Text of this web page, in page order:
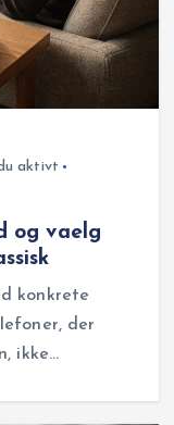
aktivt
og vaelg
konkrete
der
ikke…